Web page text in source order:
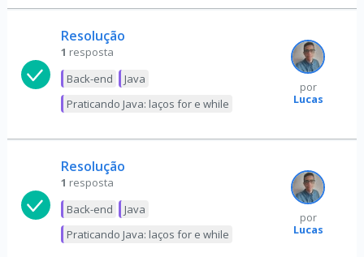
Resolução
1 resposta
Back-end
Java
Praticando Java: laços for e while
por
Lucas
Resolução
1 resposta
Back-end
Java
Praticando Java: laços for e while
por
Lucas